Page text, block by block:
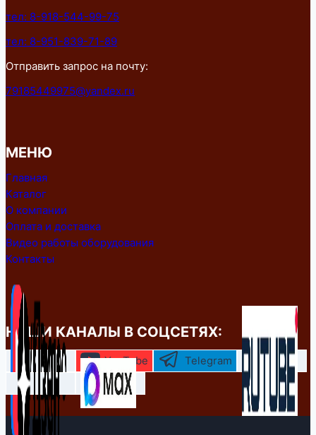
тел: 8-918-544-99-75
тел: 8-951-839-71-89
Отправить запрос на почту:
79185449975@yandex.ru
МЕНЮ
Главная
Каталог
О компании
Оплата и доставка
Видео работы оборудования
Контакты
НАШИ КАНАЛЫ В СОЦСЕТЯХ:
YouTube Telegram